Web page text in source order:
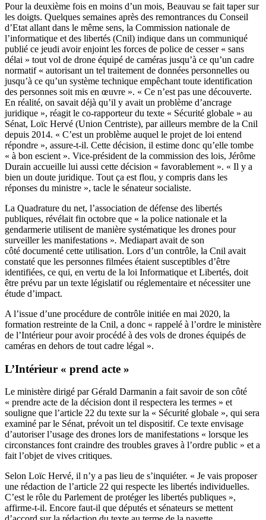
Pour la deuxième fois en moins d’un mois, Beauvau se fait taper sur
les doigts. Quelques semaines après des remontrances du Conseil
d’Etat allant dans le même sens, la Commission nationale de
l’informatique et des libertés (Cnil) indique dans un communiqué
publié ce jeudi avoir enjoint les forces de police de cesser « sans
délai » tout vol de drone équipé de caméras jusqu’à ce qu’un cadre
normatif « autorisant un tel traitement de données personnelles ou
jusqu’à ce qu’un système technique empêchant toute identification
des personnes soit mis en œuvre ». « Ce n’est pas une découverte.
En réalité, on savait déjà qu’il y avait un problème d’ancrage
juridique », réagit le co-rapporteur du texte « Sécurité globale » au
Sénat, Loïc Hervé (Union Centriste), par ailleurs membre de la Cnil
depuis 2014. « C’est un problème auquel le projet de loi entend
répondre », assure-t-il. Cette décision, il estime donc qu’elle tombe
« à bon escient ». Vice-président de la commission des lois, Jérôme
Durain accueille lui aussi cette décision « favorablement ». « Il y a
bien un doute juridique. Tout ça est flou, y compris dans les
réponses du ministre », tacle le sénateur socialiste.
La Quadrature du net, l’association de défense des libertés
publiques, révélait fin octobre que « la police nationale et la
gendarmerie utilisent de manière systématique les drones pour
surveiller les manifestations ». Mediapart avait de son
côté documenté cette utilisation. Lors d’un contrôle, la Cnil avait
constaté que les personnes filmées étaient susceptibles d’être
identifiées, ce qui, en vertu de la loi Informatique et Libertés, doit
être prévu par un texte législatif ou réglementaire et nécessiter une
étude d’impact.
A l’issue d’une procédure de contrôle initiée en mai 2020, la
formation restreinte de la Cnil, a donc « rappelé à l’ordre le ministère
de l’Intérieur pour avoir procédé à des vols de drones équipés de
caméras en dehors de tout cadre légal ».
L’Intérieur « prend acte »
Le ministère dirigé par Gérald Darmanin a fait savoir de son côté
« prendre acte de la décision dont il respectera les termes » et
souligne que l’article 22 du texte sur la « Sécurité globale », qui sera
examiné par le Sénat, prévoit un tel dispositif. Ce texte envisage
d’autoriser l’usage des drones lors de manifestations « lorsque les
circonstances font craindre des troubles graves à l’ordre public » et a
fait l’objet de vives critiques.
Selon Loïc Hervé, il n’y a pas lieu de s’inquiéter. « Je vais proposer
une rédaction de l’article 22 qui respecte les libertés individuelles.
C’est le rôle du Parlement de protéger les libertés publiques »,
affirme-t-il. Encore faut-il que députés et sénateurs se mettent